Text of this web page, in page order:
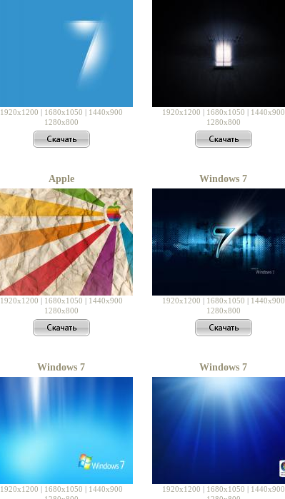
1920x1200 | 1680x1050 | 1440x900
1280x800
1920x1200 | 1680x1050 | 1440x900
1280x800
Apple
1920x1200 | 1680x1050 | 1440x900
1280x800
Windows 7
1920x1200 | 1680x1050 | 1440x900
1280x800
Windows 7
1920x1200 | 1680x1050 | 1440x900
Windows 7
1920x1200 | 1680x1050 | 1440x900